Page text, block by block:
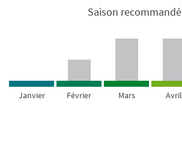
Saison recommandé
Janvier Février Mars Avril